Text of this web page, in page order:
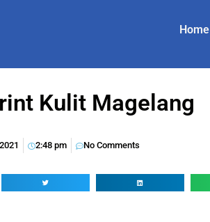
Home
Kulit Magelang
2:48 pm No Comments